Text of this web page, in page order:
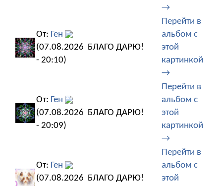
→
От: Ген
(07.08.2026
- 20:10)
БЛАГО ДАРЮ!
Перейти в
альбом с
этой
картинкой
→
От: Ген
(07.08.2026
- 20:09)
БЛАГО ДАРЮ!
Перейти в
альбом с
этой
картинкой
→
От: Ген
(07.08.2026 БЛАГО ДАРЮ!
Перейти в
альбом с
этой